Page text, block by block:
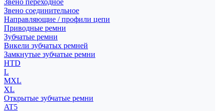
Звено переходное
Звено соединительное
Направляющие / профили цепи
Приводные ремни
Зубчатые ремни
Викели зубчатых ремней
Замкнутые зубчатые ремни
HTD
L
MXL
XL
Открытые зубчатые ремни
AT5